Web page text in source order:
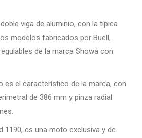
viga de aluminio, con la típica
modelos fabricados por Buell,
de la marca Showa con
es el característico de la marca, con
de 386 mm y pinza radial
1190, es una moto exclusiva y de